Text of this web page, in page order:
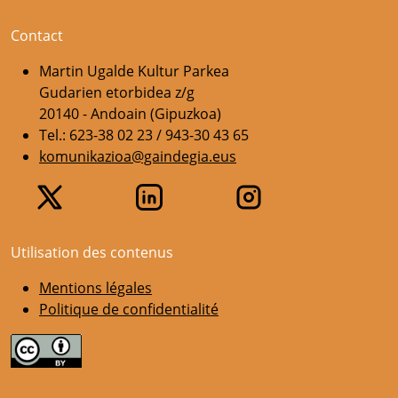
Contact
Martin Ugalde Kultur Parkea
Gudarien etorbidea z/g
20140 - Andoain (Gipuzkoa)
Tel.: 623-38 02 23 / 943-30 43 65
komunikazioa@gaindegia.eus
Utilisation des contenus
Mentions légales
Politique de confidentialité